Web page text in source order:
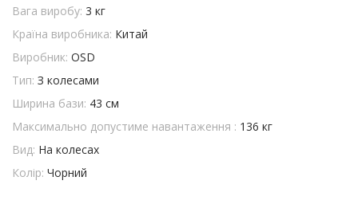
Вага виробу: 3 кг
Країна виробника: Китай
Виробник: OSD
Тип: З колесами
Ширина бази: 43 см
Максимально допустиме навантаження : 136 кг
Вид: На колесах
Колір: Чорний